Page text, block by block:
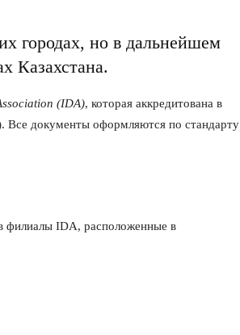
городах, но в дальнейшем
Казахстана.
(IDA), которая аккредитована в
Все документы оформляются по стандарту
филиалы IDA, расположенные в